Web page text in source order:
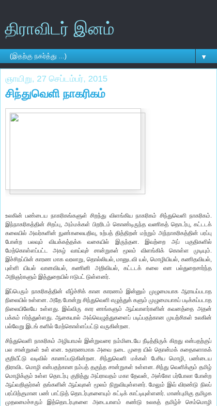
திராவிடர் இனம்
▼
ஞாயிறு, 27 செப்டம்பர், 2015
சிந்துவெளி நாகரிகம்
உலகின் பண்டைய நாகரிகங்களுள் சிறந்து விளங்கிய நாகரிகம் சிந்துவெளி நாகரிகம்.
இந்நாகரிகத்தின் சிறப்பு, அம்மக்கள் பிறரிடம் கொண்டிருந்த வணிகத் தொடர்பு, கட்டடக்
கலையில் அவர்களின் நுண்கலையறிவு, உற்பத் தித்திறன் மற்றும் அந்நாகரிகத்தின் பரப்பு
போன்ற பலவும் வியக்கத்தக்க வகையில் இருந்தன. இவற்றை அப் பகுதிகளில்
மேற்கொள்ளப்பட்ட அகழ் வாய்வுச் சான்றுகள் மூலம் விளங்கிக் கொள்ள முடியும்.
இச்சிறப்பின் காரண மாக வரலாறு, தொல்லியல், மானுடவி யல், மொழியியல், கணிதவியல்,
புள்ளி யியல் வானவியல், கணினி அறிவியல், கட்டடக் கலை என பல்துறைசார்ந்த
அறிஞர்களும் இத்துறையில் ஈடுபட் டுள்ளனர்.
இப்பெரும் நாகரிகத்தின் வீழ்ச்சிக் கான காரணம் இன்னும் முழுமையாக ஆராயப்படாத
நிலையில் உள்ளன. அதே போன்று சிந்துவெளி எழுத்துக் களும் முழுமையாகப் படிக்கப்படாத
நிலையிலேயே உள்ளது. இவ்விரு கார ணங்களும் ஆய்வாளர்களின் கவனத்தை அதன்
பக்கம் ஈர்த்துள்ளது. ஆகையால் அவ்வெழுத்துகளைப் படிப்பதற்கான முயற்சிகள் உலகின்
பல்வேறு இடங் களில் மேற்கொள்ளப்பட்டு வருகின்றன.
சிந்துவெளி நாகரிகம் அழியாமல் இன்றுவரை நம்மிடையே நீடித்திருக் கிறது என்பதற்குப்
பல சான்றுகள் உள் ளன. உதாரணமாக அவை நடை முறை யில் தொன்மக் கதைகளாகக்
குறியீட்டு வடிவில் காணப்படுகின்றன. சிந்துவெளி மக்கள் பேசிய மொழி, பண்டைய
திராவிட மொழி என்பதற்கான நம்பத் தகுந்த சான்றுகள் உள்ளன. சிந்து வெளிக்கும் தமிழ்
மொழிக்கும் உள்ள தொடர்பு குறித்து அய்ராவதம் மகா தேவன், அஸ்கோ பர்போலா போன்ற
ஆய்வறிஞர்கள் தங்களின் ஆய்வுகள் மூலம் நிறுவியுள்ளனர். மேலும் இவ் விரண்டு நிலப்
பரப்பிற்குமான பண் பாட்டுத் தொடர்புகளையும் சுட்டிக் காட்டியுள்ளனர். மாண்புமிகு தமிழக
முதலமைச்சரும் இத்தொடர்புகளை அடையாளம் கண்டு உலகத் தமிழ்ச் செம்மொழி